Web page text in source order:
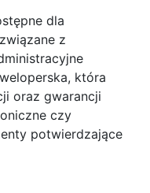
dla
z
która
oraz gwarancji
czy
potwierdzające